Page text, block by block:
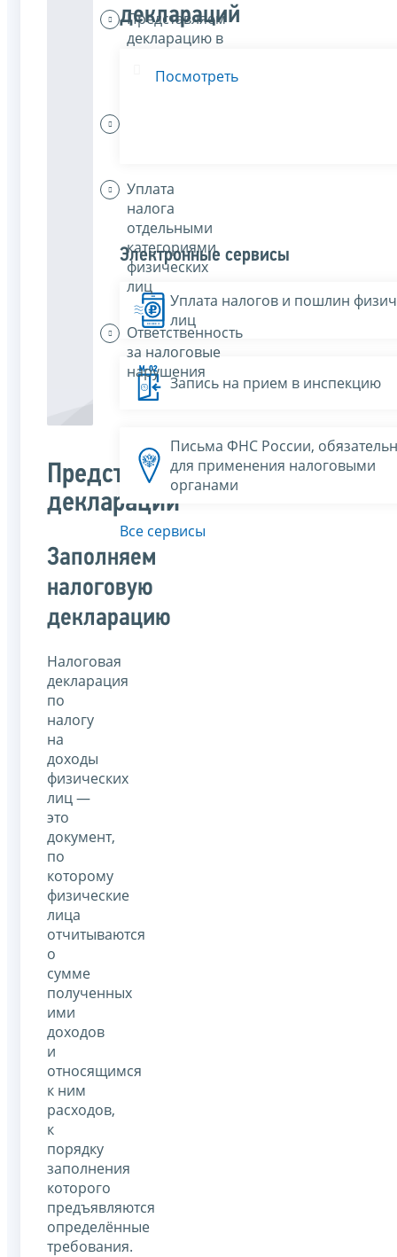
Представляем
декларацию в
орган
Уплата
налога
отдельными
категориями
физических
лиц
Ответственность
за налоговые
нарушения
Представление
декларации
Заполняем
налоговую
декларацию
Налоговая
декларация
по
налогу
на
доходы
физических
лиц —
это
документ,
по
которому
физические
лица
отчитываются
о
сумме
полученных
ими
доходов
и
относящимся
к ним
расходов,
к
порядку
заполнения
которого
предъявляются
определённые
требования.
деклараций
Посмотреть
Электронные сервисы
Уплата налогов и пошлин
лиц
Запись на прием в инспекцию
Письма ФНС России,
для применения налоговыми
органами
Все сервисы